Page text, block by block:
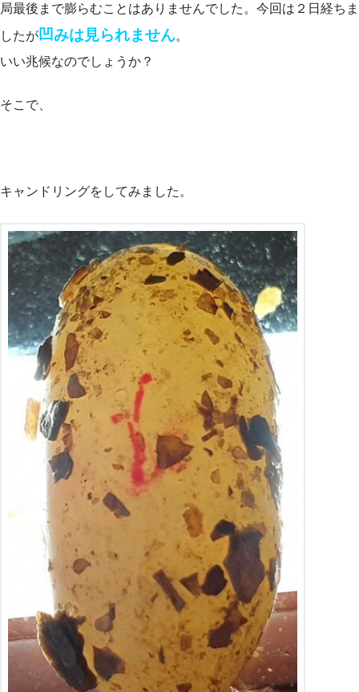
局最後まで膨らむことはありませんでした。今回は２日経ちま
したが凹みは見られません。
いい兆候なのでしょうか？
そこで、
キャンドリングをしてみました。